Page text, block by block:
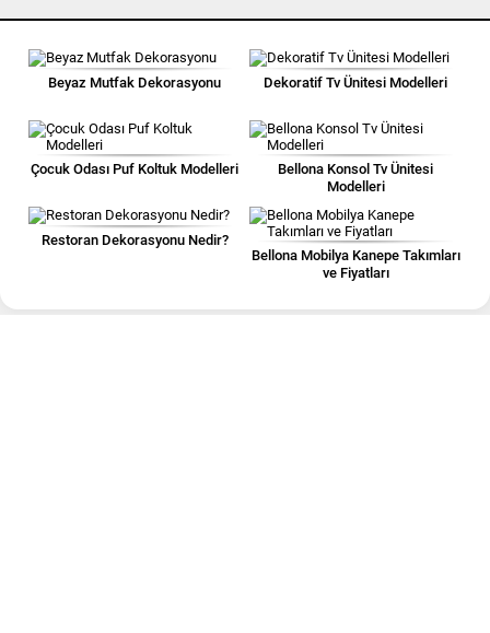
Beyaz Mutfak Dekorasyonu Dekoratif Tv Ünitesi Modelleri
Çocuk Odası Puf Koltuk Modelleri
Bellona Konsol Tv Ünitesi
Modelleri
Restoran Dekorasyonu Nedir?
Bellona Mobilya Kanepe Takımları
ve Fiyatları